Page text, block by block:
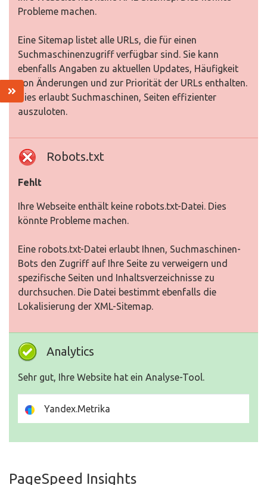
Probleme machen.
Eine Sitemap listet alle URLs, die für einen
Suchmaschinenzugriff verfügbar sind. Sie kann
ebenfalls Angaben zu aktuellen Updates, Häufigkeit
von Änderungen und zur Priorität der URLs enthalten.
Dies erlaubt Suchmaschinen, Seiten effizienter
auszuloten.
Robots.txt
Fehlt
Ihre Webseite enthält keine robots.txt-Datei. Dies
könnte Probleme machen.
Eine robots.txt-Datei erlaubt Ihnen, Suchmaschinen-
Bots den Zugriff auf Ihre Seite zu verweigern und
spezifische Seiten und Inhaltsverzeichnisse zu
durchsuchen. Die Datei bestimmt ebenfalls die
Lokalisierung der XML-Sitemap.
Analytics
Sehr gut, Ihre Website hat ein Analyse-Tool.
Yandex.Metrika
PageSpeed Insights